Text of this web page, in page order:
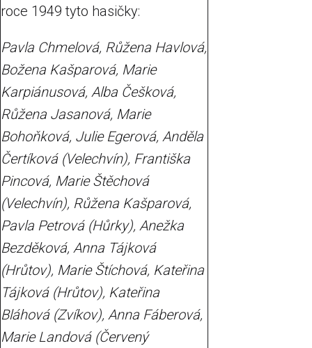
roce 1949 tyto hasičky:
Pavla Chmelová, Růžena Havlová,
Božena Kašparová, Marie
Karpiánusová, Alba Češková,
Růžena Jasanová, Marie
Bohoňková, Julie Egerová, Anděla
Čertíková (Velechvín), Františka
Pincová, Marie Štěchová
(Velechvín), Růžena Kašparová,
Pavla Petrová (Hůrky), Anežka
Bezděková, Anna Tájková
(Hrůtov), Marie Štíchová, Kateřina
Tájková (Hrůtov), Kateřina
Bláhová (Zvíkov), Anna Fáberová,
Marie Landová (Červený